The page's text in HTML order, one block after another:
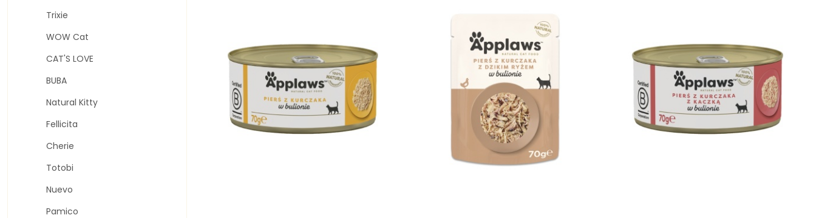
Trixie
WOW Cat
CAT'S LOVE
BUBA
Natural Kitty
Fellicita
Cherie
Totobi
Nuevo
Pamico